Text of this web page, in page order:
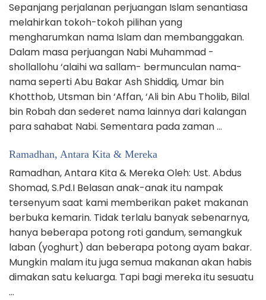
Sepanjang perjalanan perjuangan Islam senantiasa
melahirkan tokoh-tokoh pilihan yang
mengharumkan nama Islam dan membanggakan.
Dalam masa perjuangan Nabi Muhammad -
shollallohu ‘alaihi wa sallam- bermunculan nama-
nama seperti Abu Bakar Ash Shiddiq, Umar bin
Khotthob, Utsman bin ‘Affan, ‘Ali bin Abu Tholib, Bilal
bin Robah dan sederet nama lainnya dari kalangan
para sahabat Nabi. Sementara pada zaman …
Ramadhan, Antara Kita & Mereka
Ramadhan, Antara Kita & Mereka Oleh: Ust. Abdus
Shomad, S.Pd.I Belasan anak-anak itu nampak
tersenyum saat kami memberikan paket makanan
berbuka kemarin. Tidak terlalu banyak sebenarnya,
hanya beberapa potong roti gandum, semangkuk
laban (yoghurt) dan beberapa potong ayam bakar.
Mungkin malam itu juga semua makanan akan habis
dimakan satu keluarga. Tapi bagi mereka itu sesuatu
…